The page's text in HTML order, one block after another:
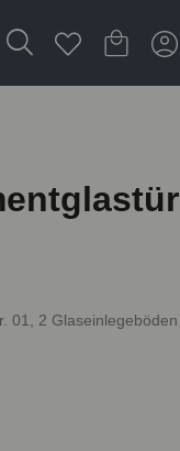
01, 2 Glaseinlegeböden